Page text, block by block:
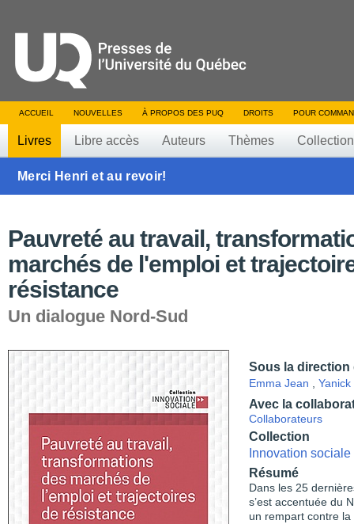
ACCUEIL NOUVELLES À PROPOS DES PUQ DROITS POUR
Livres Libre accès Auteurs Thèmes
Merci Henri et au revoir!
Pauvreté au travail,
marchés de l'emploi et
résistance
Un dialogue Nord-Sud
Sous la direction
Emma Jean
Avec la
Collaborateurs
Collection
Innovation sociale
Résumé
Dans les 25
s’est accentuée du
un rempart contre